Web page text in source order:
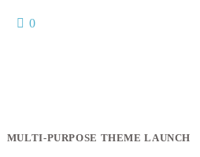
0
MULTI-PURPOSE THEME LAUNCH